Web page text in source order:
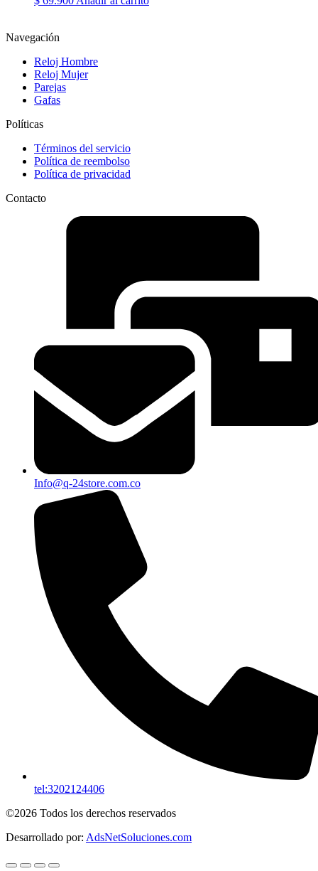
Navegación
Reloj Hombre
Reloj Mujer
Parejas
Gafas
Políticas
Términos del servicio
Política de reembolso
Política de privacidad
Contacto
Info@q-24store.com.co
tel:3202124406
©2026 Todos los derechos reservados
Desarrollado por: AdsNetSoluciones.com